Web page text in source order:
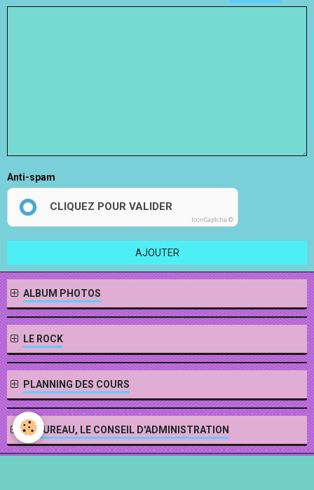
Anti-spam
CLIQUEZ POUR VALIDER
IconCaptcha ©
AJOUTER
ALBUM PHOTOS
LE ROCK
PLANNING DES COURS
LE BUREAU, LE CONSEIL D'ADMINISTRATION